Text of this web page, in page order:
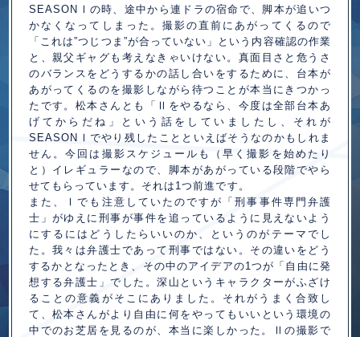
SEASON
Ⅰ の時、途中から連ドラの宿命で、脚本が追いつ
かなくなってしまった。撮影の直前にあがってくるので
「これは”つじつま”が合っていない」という内容確認の作業
と、親父ギャグも考えなきゃいけない。真面目さと危うさ
のバランスをどうするかの話し合いをするために、台本が
あがってくるのを撮影しながら待つことが本当にきつかっ
たです。松本さんとも「
Ⅱ をやるなら、今度は全部台本あ
げてからだね」という話をしていましたし、それが
SEASON
Ⅰ でやり残したことといえばそうなのかもしれま
せん。今回は撮影スケジュールも（早く撮影を始めたり
と）イレギュラーなので、脚本があがっている段階でやら
せてもらっています。それは1つ前進です。
また、
Ⅰでも注意していたのですが「刑事事件専門弁護
士」がゆえに刑事が事件を追っているように見えないよう
にするにはどうしたらいいのか、というのがテーマでし
た。我々は弁護士であって刑事ではない。その違いをどう
するかとなったとき、その中のアイデアの1つが「自由に発
想する弁護士」でした。深山というキャラクターがふざけ
ることの意義がそこにありました。それがうまく合致し
て、松本さんがより自由に何をやってもいいという環境の
中でのお芝居を見るのが、本当に楽しかった。
Ⅱの撮影で